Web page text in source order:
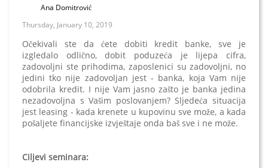
Ana Domitrović
Thursday, January 10, 2019
Očekivali ste da ćete dobiti kredit banke, sve je
izgledalo odlično, dobit poduzeća je lijepa cifra,
zadovoljni ste prihodima, zaposlenici su zadovoljni, no
jedini tko nije zadovoljan jest - banka, koja Vam nije
odobrila kredit. I nije Vam jasno zašto je banka jedina
nezadovoljna s Vašim poslovanjem? Sljedeća situacija
jest leasing - kada krenete u kupovinu sve može, a kada
pošaljete financijske izvještaje onda baš sve i ne može.
Ciljevi seminara: